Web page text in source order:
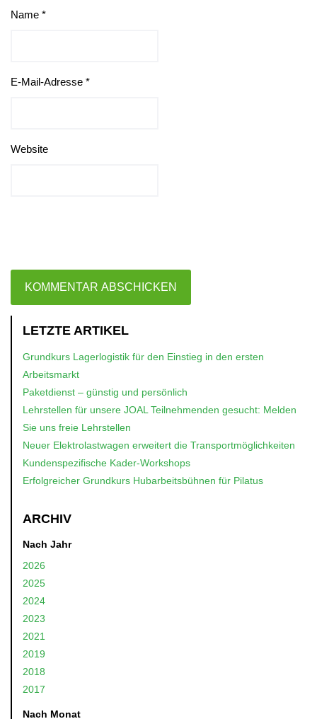
Name *
E-Mail-Adresse *
Website
LETZTE ARTIKEL
Grundkurs Lagerlogistik für den Einstieg in den ersten
Arbeitsmarkt
Paketdienst – günstig und persönlich
Lehrstellen für unsere JOAL Teilnehmenden gesucht: Melden
Sie uns freie Lehrstellen
Neuer Elektrolastwagen erweitert die Transportmöglichkeiten
Kundenspezifische Kader-Workshops
Erfolgreicher Grundkurs Hubarbeitsbühnen für Pilatus
ARCHIV
Nach Jahr
2026
2025
2024
2023
2021
2019
2018
2017
Nach Monat